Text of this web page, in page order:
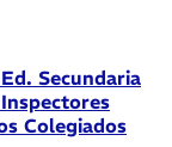
Secundaria
Colegiados